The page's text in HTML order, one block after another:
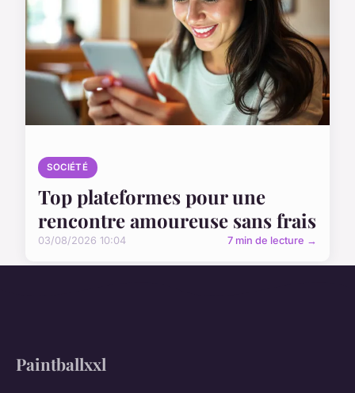
SOCIÉTÉ
Top plateformes pour une
rencontre amoureuse sans frais
03/08/2026 10:04 7 min de lecture →
Paintballxxl